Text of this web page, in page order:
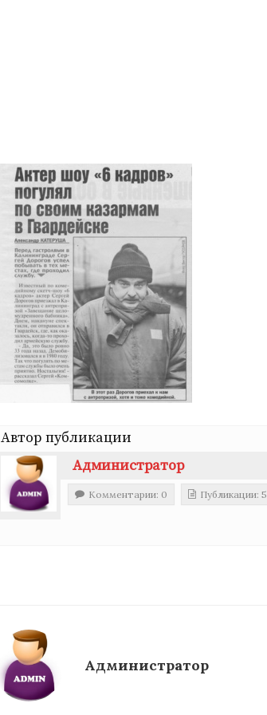
Автор публикации
Администратор
Комментарии: 0 Публикации: 5
Администратор